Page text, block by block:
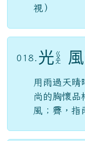
視）
018. 光 ㄍ
ㄨ
ㄤ 風
用雨過天晴
尚的胸懷品
風；霽，指